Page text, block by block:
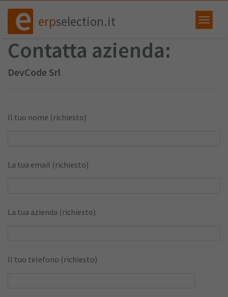
erpselection.it
Contatta azienda:
DevCode Srl
Il tuo nome (richiesto)
La tua email (richiesto)
La tua azienda (richiesto)
Il tuo telefono (richiesto)